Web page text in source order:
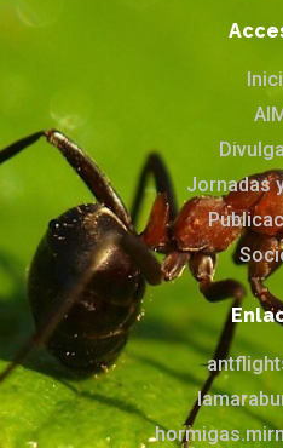
AIM
Jornadas